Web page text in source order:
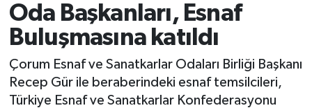
Oda Başkanları, Esnaf
Buluşmasına katıldı
Çorum Esnaf ve Sanatkarlar Odaları Birliği Başkanı
Recep Gür ile beraberindeki esnaf temsilcileri,
Türkiye Esnaf ve Sanatkarlar Konfederasyonu